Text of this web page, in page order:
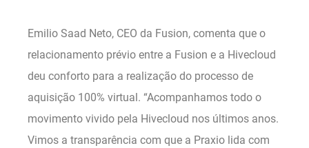
Emilio Saad Neto, CEO da Fusion, comenta que o
relacionamento prévio entre a Fusion e a Hivecloud
deu conforto para a realização do processo de
aquisição 100% virtual. “Acompanhamos todo o
movimento vivido pela Hivecloud nos últimos anos.
Vimos a transparência com que a Praxio lida com